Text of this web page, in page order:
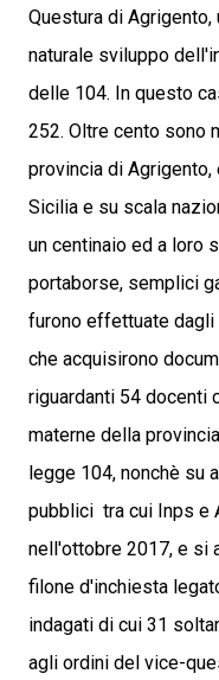
Questura di
naturale sviluppo
delle 104. In questo
252. Oltre cento sono
provincia di Agrigento,
Sicilia e su scala
un centinaio ed a loro
portaborse, semplici
furono effettuate
che acquisirono
riguardanti 54 docenti
materne della
legge 104, nonchè su
pubblici tra cui Inps e
nell'ottobre 2017, e si
filone d'inchiesta
indagati di cui 31
agli ordini del vice-